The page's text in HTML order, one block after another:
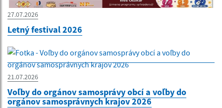
27.07.2026
Letný festival 2026
21.07.2026
Voľby do orgánov samosprávy obcí a voľby do
orgánov samosprávnych krajov 2026